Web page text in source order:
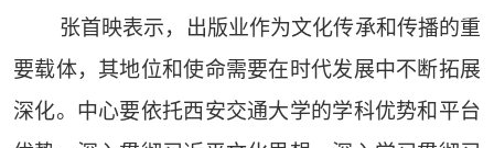
张首映表示，出版业作为文化传承和传播的重
要载体，其地位和使命需要在时代发展中不断拓展
深化。中心要依托西安交通大学的学科优势和平台